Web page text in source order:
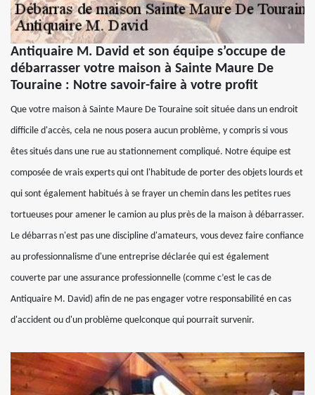
Antiquaire M. David et son équipe s’occupe de
débarrasser votre maison à Sainte Maure De
Touraine : Notre savoir-faire à votre profit
Que votre maison à Sainte Maure De Touraine soit située dans un endroit
difficile d'accès, cela ne nous posera aucun problème, y compris si vous
êtes situés dans une rue au stationnement compliqué. Notre équipe est
composée de vrais experts qui ont l'habitude de porter des objets lourds et
qui sont également habitués à se frayer un chemin dans les petites rues
tortueuses pour amener le camion au plus près de la maison à débarrasser.
Le débarras n'est pas une discipline d'amateurs, vous devez faire confiance
au professionnalisme d'une entreprise déclarée qui est également
couverte par une assurance professionnelle (comme c’est le cas de
Antiquaire M. David) afin de ne pas engager votre responsabilité en cas
d'accident ou d'un problème quelconque qui pourrait survenir.